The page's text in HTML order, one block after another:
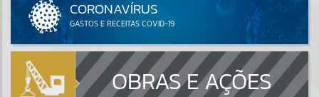
OBRAS E AÇÕES